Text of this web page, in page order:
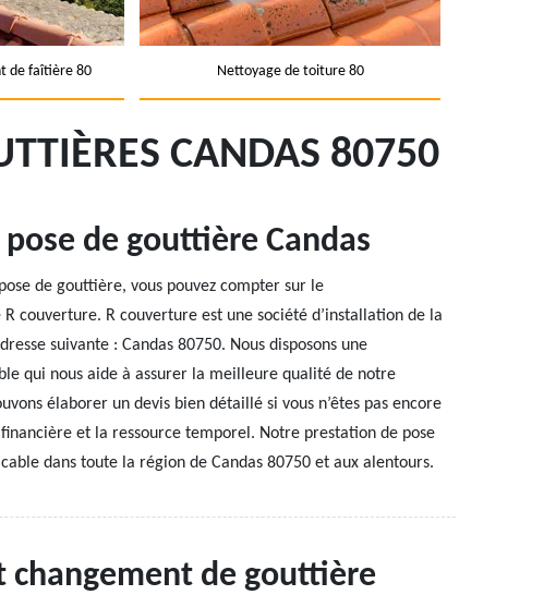
de faîtière 80 Nettoyage de toiture 80
CANDAS 80750
de gouttière Candas
de gouttière, vous pouvez compter sur le
couverture. R couverture est une société d’installation de la
suivante : Candas 80750. Nous disposons une
qui nous aide à assurer la meilleure qualité de notre
élaborer un devis bien détaillé si vous n’êtes pas encore
et la ressource temporel. Notre prestation de pose
dans toute la région de Candas 80750 et aux alentours.
changement de gouttière